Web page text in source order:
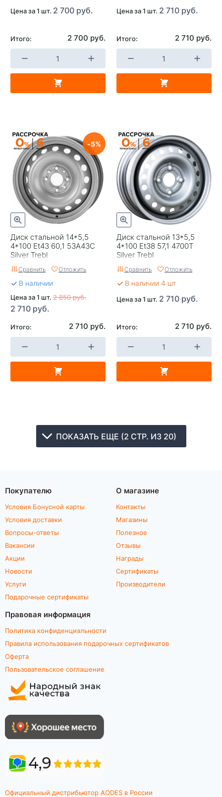
Цена за 1 шт. 2 700 руб.
Итого: 2 700 руб.
Цена за 1 шт. 2 710 руб.
Итого: 2 710 руб.
Диск стальной 14*5,5
4*100 Et43 60,1 53A43C
Silver Trebl
5
Сравнить Отложить
В наличии
Цена за 1 шт. 2 850 руб.
2 710 руб.
Итого: 2 710 руб.
Диск стальной 13*5,5
4*100 Et38 57,1 4700T
Silver Trebl
Сравнить Отложить
В наличии 4 шт
Цена за 1 шт. 2 710 руб.
Итого: 2 710 руб.
ПОКАЗАТЬ ЕЩЕ (2 СТР. ИЗ 20)
Покупателю
Условия Бонусной карты
Условия доставки
Вопросы-ответы
Вакансии
Акции
Новости
Услуги
Подарочные сертификаты
О магазине
Контакты
Магазины
Полезное
Отзывы
Награды
Сертификаты
Производители
Правовая информация
Политика конфиденциальности
Правила использования подарочных сертификатов
Оферта
Пользовательское соглашение
Официальный дистрибьютор AODES в России